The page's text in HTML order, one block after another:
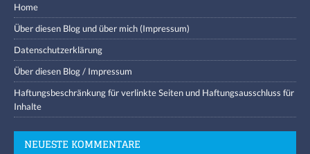
Home
Über diesen Blog und über mich (Impressum)
Datenschutzerklärung
Über diesen Blog / Impressum
Haftungsbeschränkung für verlinkte Seiten und Haftungsausschluss für
Inhalte
NEUESTE KOMMENTARE